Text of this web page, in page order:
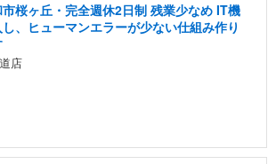
桜ヶ丘・完全週休2日制 残業少なめ IT機
、ヒューマンエラーが少ない仕組み作り
店